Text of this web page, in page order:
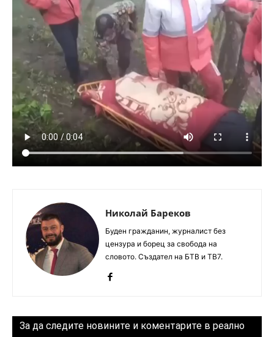
Николай Бареков
Буден гражданин, журналист без
цензура и борец за свобода на
словото. Създател на БТВ и ТВ7.
За да следите новините и коментарите в реално